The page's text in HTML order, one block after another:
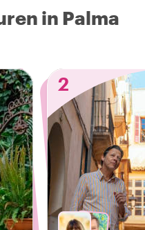
in Palma
2